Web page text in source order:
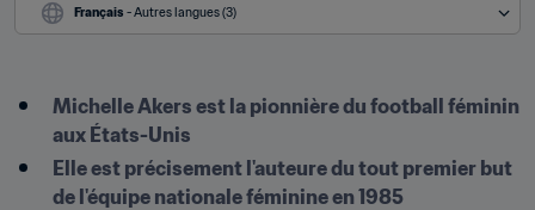
Français - Autres langues (3)
Michelle Akers est la pionnière du football féminin
aux États-Unis
Elle est précisement l'auteure du tout premier but
de l'équipe nationale féminine en 1985